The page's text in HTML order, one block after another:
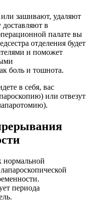
зашивают, удаляют
в
палате вы
отделения будет
и поможет
боль и тошнота.
в себя, вас
или отвезут
нормальной
периода